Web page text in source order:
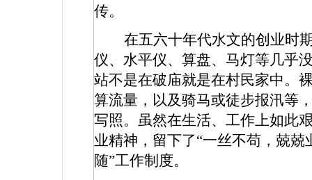
传。
在五六十年代水文的创业时
仪、水平仪、算盘、马灯等几乎
站不是在破庙就是在村民家中。
算流量，以及骑马或徒步报汛等
写照。虽然在生活、工作上如此
业精神，留下了“一丝不苟，兢
随”工作制度。